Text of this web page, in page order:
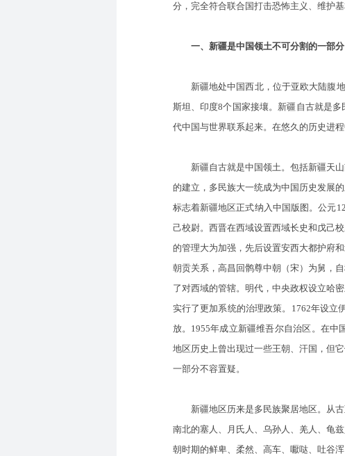
分，完全符合联合国打击恐怖主义、维护基
一、新疆是中国领土不可分割的一部分
新疆地处中国西北，位于亚欧大陆腹地
斯坦、印度8个国家接壤。新疆自古就是
代中国与世界联系起来。在悠久的历史进
新疆自古就是中国领土。包括新疆天山
的建立，多民族大一统成为中国历史发展
标志着新疆地区正式纳入中国版图。公元
己校尉。西晋在西域设置西域长史和戊己
的管理大为加强，先后设置安西大都护府
朝贡关系，高昌回鹘尊中朝（宋）为舅，
了对西域的管辖。明代，中央政权设立哈
实行了更加系统的治理政策。1762年设立
放。1955年成立新疆维吾尔自治区。在中
地区历史上曾出现过一些王朝、汗国，但
一部分不容置疑。
新疆地区历来是多民族聚居地区。从古
南北的塞人、月氏人、乌孙人、羌人、龟
朝时期的鲜卑、柔然、高车、嚈哒、吐谷